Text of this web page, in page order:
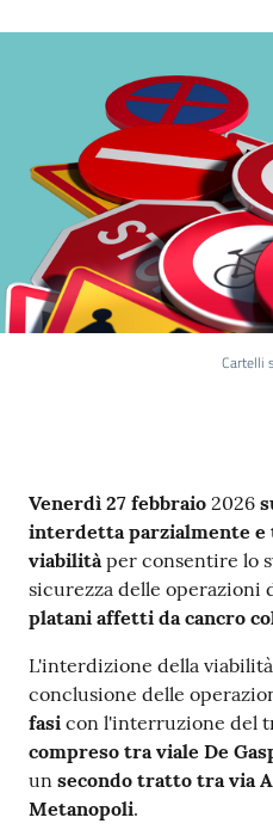
Cartelli
Contenuto
Venerdì 27 febbraio 2026
interdetta parzialmente e
viabilità per consentire lo
sicurezza delle operazioni
platani affetti da cancro
L'interdizione della
conclusione delle
fasi con l'interruzione del
compreso tra viale De
un secondo tratto tra via
Metanopoli.